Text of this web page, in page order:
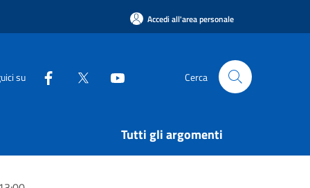
Accedi all'area personale
su Cerca
Tutti gli argomenti